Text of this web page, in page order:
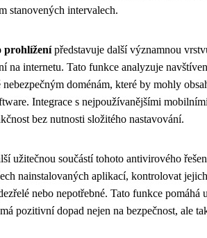
stanovených intervalech.
prohlíženípředstavuje další významnou
na internetu. Tato funkce analyzuje
doménám, které by mohly
Integrace s nejpoužívanějšími
bez nutnosti složitého nastavování.
užitečnou součástí tohoto antivirového
nainstalovaných aplikací, kontrolovat
nebo nepotřebné. Tato funkce pomáhá
pozitivní dopad nejen na bezpečnost, ale